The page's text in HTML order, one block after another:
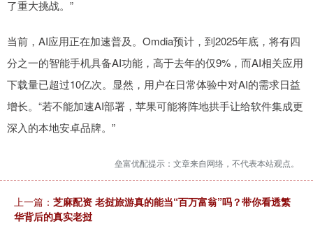
了重大挑战。”
当前，AI应用正在加速普及。Omdia预计，到2025年底，将有四
分之一的智能手机具备AI功能，高于去年的仅9%，而AI相关应用
下载量已超过10亿次。显然，用户在日常体验中对AI的需求日益
增长。“若不能加速AI部署，苹果可能将阵地拱手让给软件集成更
深入的本地安卓品牌。”
垒富优配提示：文章来自网络，不代表本站观点。
上一篇： 芝麻配资 老挝旅游真的能当“百万富翁”吗？带你看透繁
华背后的真实老挝